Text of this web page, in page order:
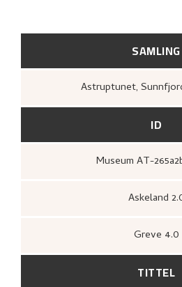
SAMLING
Astruptunet,
ID
Museum AT-
Askeland
Greve 4.0
TITTEL